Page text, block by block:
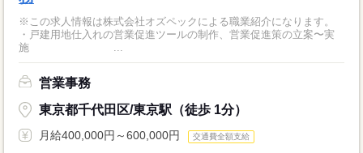
※この求人情報は株式会社オズペックによる職業紹介になります。
・戸建用地仕入れの営業促進ツールの制作、営業促進策の立案〜実
施 ...
営業事務
東京都千代田区/東京駅（徒歩 1分）
月給400,000円～600,000円 交通費全額支給